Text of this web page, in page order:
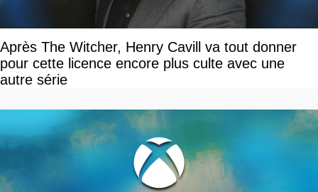
Après The Witcher, Henry Cavill va tout donner
pour cette licence encore plus culte avec une
autre série